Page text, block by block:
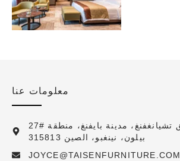
معلومات عنا
27# طريق تشيانغفنغ، مدينة بايفنغ، منطقة
بيلون، نينغبو، الصين 315813
JOYCE@TAISENFURNITURE.COM